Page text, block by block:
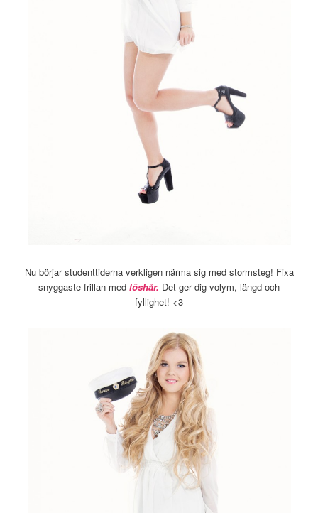
Nu börjar studenttiderna verkligen närma sig med stormsteg! Fixa
snyggaste frillan med löshår. Det ger dig volym, längd och
fyllighet! <3